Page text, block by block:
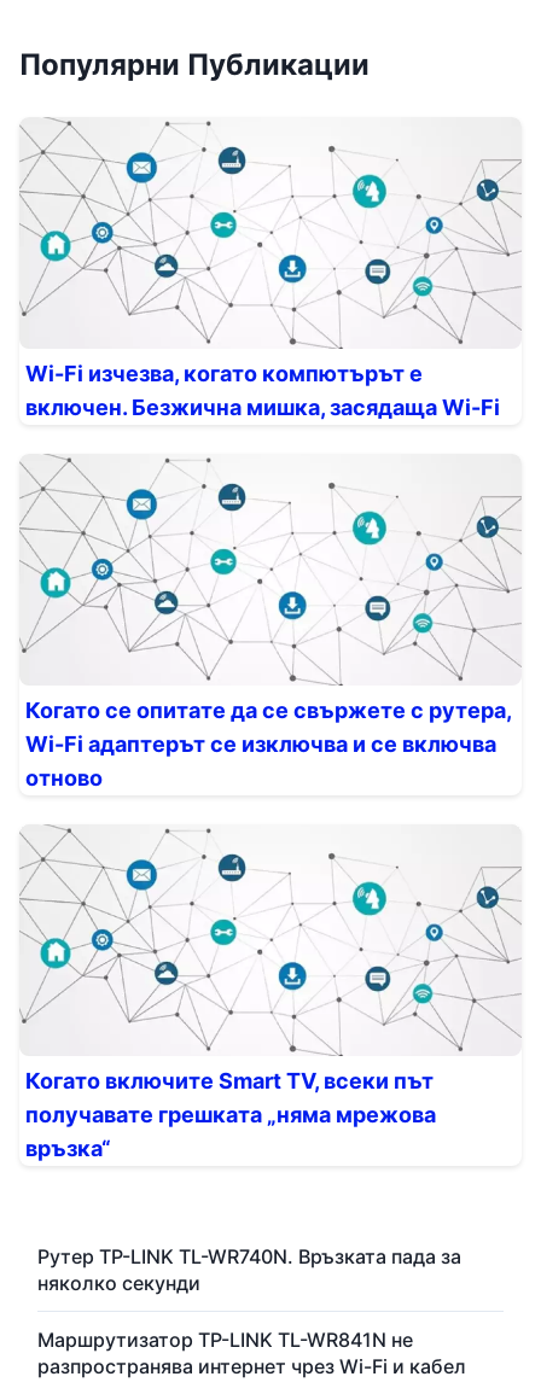
Популярни Публикации
Wi-Fi изчезва, когато компютърът е
включен. Безжична мишка, засядаща Wi-Fi
Когато се опитате да се свържете с рутера,
Wi-Fi адаптерът се изключва и се включва
отново
Когато включите Smart TV, всеки път
получавате грешката „няма мрежова
връзка“
Рутер TP-LINK TL-WR740N. Връзката пада за
няколко секунди
Маршрутизатор TP-LINK TL-WR841N не
разпространява интернет чрез Wi-Fi и кабел